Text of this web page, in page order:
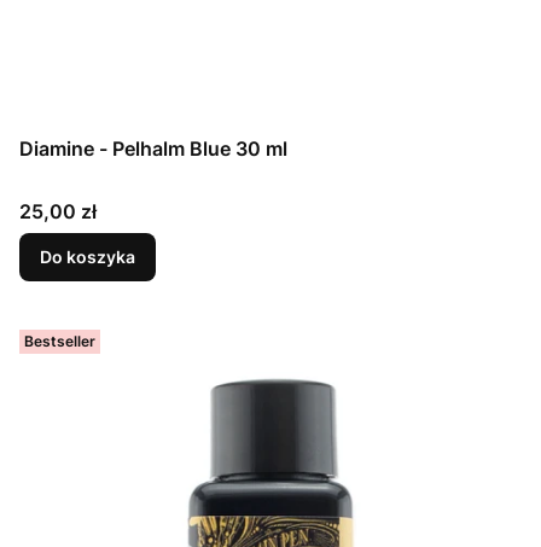
Diamine - Pelhalm Blue 30 ml
Cena
25,00 zł
Do koszyka
Bestseller